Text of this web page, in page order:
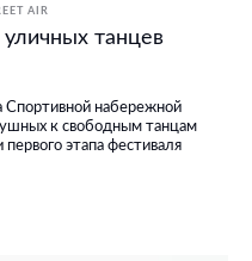
AIR
танцев
Спортивной набережной
к свободным танцам
этапа фестиваля